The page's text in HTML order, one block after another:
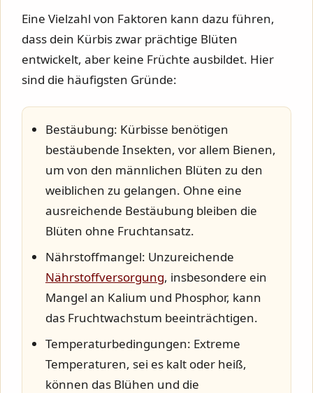
Eine Vielzahl von Faktoren kann dazu führen,
dass dein Kürbis zwar prächtige Blüten
entwickelt, aber keine Früchte ausbildet. Hier
sind die häufigsten Gründe:
Bestäubung: Kürbisse benötigen
bestäubende Insekten, vor allem Bienen,
um von den männlichen Blüten zu den
weiblichen zu gelangen. Ohne eine
ausreichende Bestäubung bleiben die
Blüten ohne Fruchtansatz.
Nährstoffmangel: Unzureichende
Nährstoffversorgung, insbesondere ein
Mangel an Kalium und Phosphor, kann
das Fruchtwachstum beeinträchtigen.
Temperaturbedingungen: Extreme
Temperaturen, sei es kalt oder heiß,
können das Blühen und die